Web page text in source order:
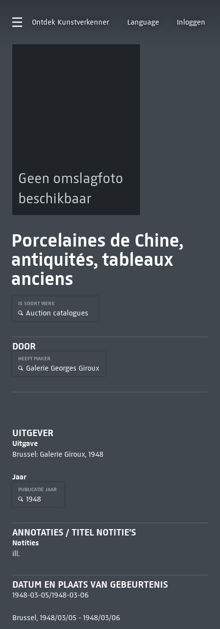
Ontdek Kunstverkenner Language Inloggen
Geen omslagfoto
beschikbaar
Porcelaines de Chine,
antiquités, tableaux
anciens
IS SOORT WERK
Auction catalogues
DOOR
HEEFT MAKER
Galerie Georges Giroux
UITGEVER
Uitgave
Brussel: Galerie Giroux, 1948
Jaar
PUBLICATIE JAAR
1948
ANNOTATIES / TITEL NOTITIE'S
Notities
ill.
DATUM EN PLAATS VAN GEBEURTENIS
1948-03-05/1948-03-06
Brussel, 1948/03/05 - 1948/03/06